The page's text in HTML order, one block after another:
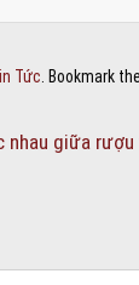
Tức. Bookmark the
nhau giữa